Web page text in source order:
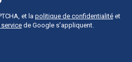
et la politique de confidentialité et
de Google s’appliquent.